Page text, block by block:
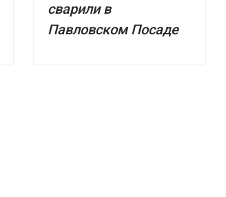
сварили в
Павловском Посаде